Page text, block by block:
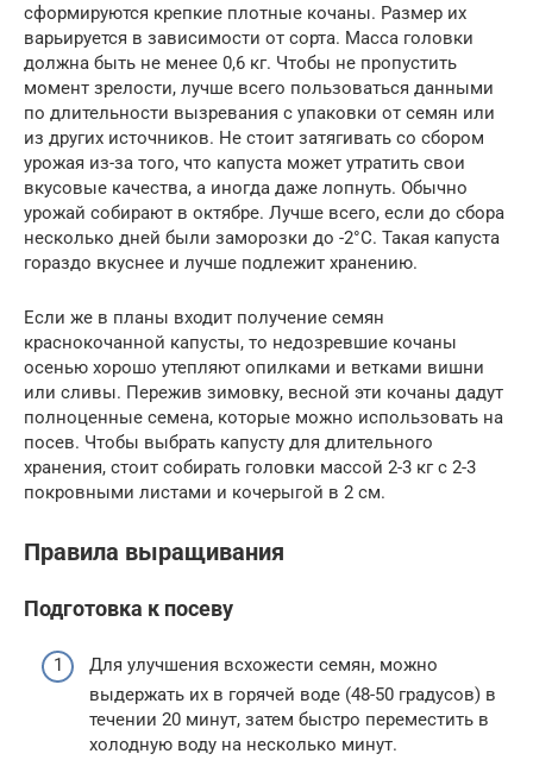
сформируются крепкие плотные кочаны. Размер их
варьируется в зависимости от сорта. Масса головки
должна быть не менее 0,6 кг. Чтобы не пропустить
момент зрелости, лучше всего пользоваться данными
по длительности вызревания с упаковки от семян или
из других источников. Не стоит затягивать со сбором
урожая из-за того, что капуста может утратить свои
вкусовые качества, а иногда даже лопнуть. Обычно
урожай собирают в октябре. Лучше всего, если до сбора
несколько дней были заморозки до -2°С. Такая капуста
гораздо вкуснее и лучше подлежит хранению.
Если же в планы входит получение семян
краснокочанной капусты, то недозревшие кочаны
осенью хорошо утепляют опилками и ветками вишни
или сливы. Пережив зимовку, весной эти кочаны дадут
полноценные семена, которые можно использовать на
посев. Чтобы выбрать капусту для длительного
хранения, стоит собирать головки массой 2-3 кг с 2-3
покровными листами и кочерыгой в 2 см.
Правила выращивания
Подготовка к посеву
Для улучшения всхожести семян, можно
выдержать их в горячей воде (48-50 градусов) в
течении 20 минут, затем быстро переместить в
холодную воду на несколько минут.